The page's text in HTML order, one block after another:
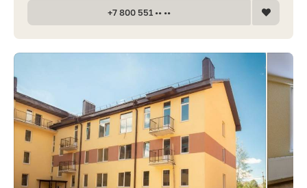
+7 800 551 •• ••